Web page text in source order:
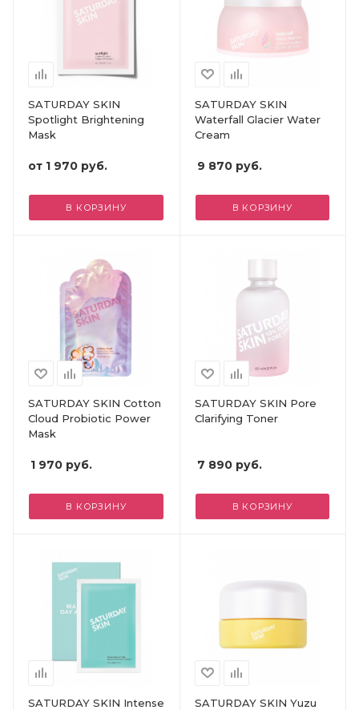
SATURDAY SKIN
Spotlight Brightening
Mask
от 1 970 руб.
В КОРЗИНУ
SATURDAY SKIN
Waterfall Glacier Water
Cream
9 870руб.
В КОРЗИНУ
SATURDAY SKIN Cotton
Cloud Probiotic Power
Mask
1 970 руб.
В КОРЗИНУ
SATURDAY SKIN Pore
Clarifying Toner
7 890руб.
В КОРЗИНУ
SATURDAY SKIN Intense
SATURDAY SKIN Yuzu